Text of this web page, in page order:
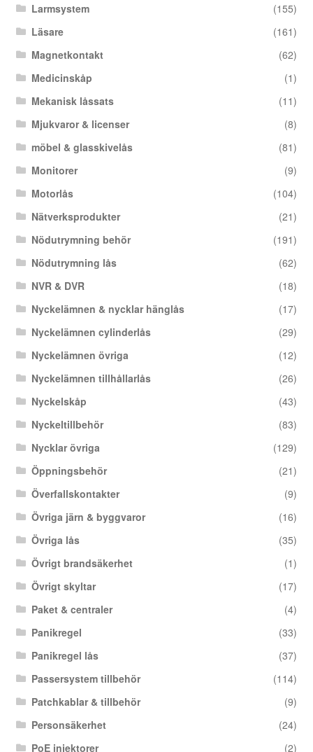
Larmsystem
(155)
Läsare
(161)
Magnetkontakt
(62)
Medicinskåp
(1)
Mekanisk låssats
(11)
Mjukvaror & licenser
(8)
möbel & glasskivelås
(81)
Monitorer
(9)
Motorlås
(104)
Nätverksprodukter
(21)
Nödutrymning behör
(191)
Nödutrymning lås
(62)
NVR & DVR
(18)
Nyckelämnen & nycklar hänglås
(17)
Nyckelämnen cylinderlås
(29)
Nyckelämnen övriga
(12)
Nyckelämnen tillhållarlås
(26)
Nyckelskåp
(43)
Nyckeltillbehör
(83)
Nycklar övriga
(129)
Öppningsbehör
(21)
Överfallskontakter
(9)
Övriga järn & byggvaror
(16)
Övriga lås
(35)
Övrigt brandsäkerhet
(1)
Övrigt skyltar
(17)
Paket & centraler
(4)
Panikregel
(33)
Panikregel lås
(37)
Passersystem tillbehör
(114)
Patchkablar & tillbehör
(9)
Personsäkerhet
(24)
PoE injektorer
(2)